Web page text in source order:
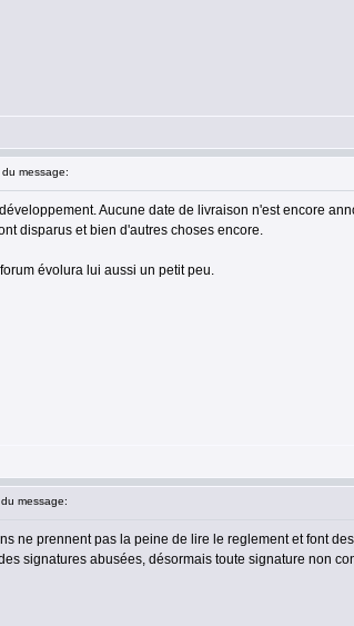
message:
Aucune date de livraison n'est encore
disparus et bien d'autres choses encore.
évolura lui aussi un petit peu.
message:
ne prennent pas la peine de lire le reglement et font
signatures abusées, désormais toute signature non